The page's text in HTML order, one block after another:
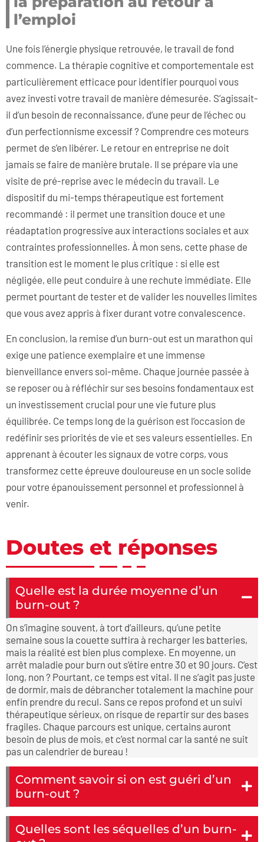
l’emploi
Une fois l’énergie physique retrouvée, le travail de fond
commence. La thérapie cognitive et comportementale est
particulièrement efficace pour identifier pourquoi vous
avez investi votre travail de manière démesurée. S’agissait-
il d’un besoin de reconnaissance, d’une peur de l’échec ou
d’un perfectionnisme excessif ? Comprendre ces moteurs
permet de s’en libérer. Le retour en entreprise ne doit
jamais se faire de manière brutale. Il se prépare via une
visite de pré-reprise avec le médecin du travail. Le
dispositif du mi-temps thérapeutique est fortement
recommandé : il permet une transition douce et une
réadaptation progressive aux interactions sociales et aux
contraintes professionnelles. À mon sens, cette phase de
transition est le moment le plus critique : si elle est
négligée, elle peut conduire à une rechute immédiate. Elle
permet pourtant de tester et de valider les nouvelles limites
que vous avez appris à fixer durant votre convalescence.
En conclusion, la remise d’un burn-out est un marathon qui
exige une patience exemplaire et une immense
bienveillance envers soi-même. Chaque journée passée à
se reposer ou à réfléchir sur ses besoins fondamentaux est
un investissement crucial pour une vie future plus
équilibrée. Ce temps long de la guérison est l’occasion de
redéfinir ses priorités de vie et ses valeurs essentielles. En
apprenant à écouter les signaux de votre corps, vous
transformez cette épreuve douloureuse en un socle solide
pour votre épanouissement personnel et professionnel à
venir.
Doutes et réponses
Quelle est la durée moyenne d’un
burn-out ?
On s’imagine souvent, à tort d’ailleurs, qu’une petite
semaine sous la couette suffira à recharger les batteries,
mais la réalité est bien plus complexe. En moyenne, un
arrêt maladie pour burn out s’étire entre 30 et 90 jours. C’est
long, non ? Pourtant, ce temps est vital. Il ne s’agit pas juste
de dormir, mais de débrancher totalement la machine pour
enfin prendre du recul. Sans ce repos profond et un suivi
thérapeutique sérieux, on risque de repartir sur des bases
fragiles. Chaque parcours est unique, certains auront
besoin de plus de mois, et c’est normal car la santé ne suit
pas un calendrier de bureau !
Comment savoir si on est guéri d’un
burn-out ?
Quelles sont les séquelles d’un burn-